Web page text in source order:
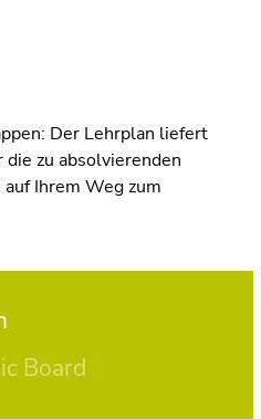
Der Lehrplan liefert
zu absolvierenden
Ihrem Weg zum
Board